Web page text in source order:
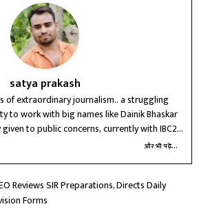
satya prakash
of extraordinary journalism.. a struggling
to work with big names like Dainik Bhaskar
to public concerns, currently with IBC24
और भी पढ़ें...
Reviews SIR Preparations, Directs Daily
Forms